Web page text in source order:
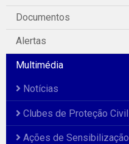
Documentos
Alertas
Multimédia
Notícias
Clubes de Proteção Civil
Ações de Sensibilização